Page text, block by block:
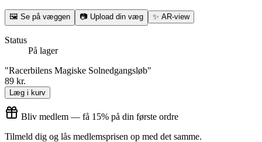
🖼 Se på væggen 📷 Upload din væg ✨ AR-view
Status
På lager
"Racerbilens Magiske Solnedgangsløb"
89 kr.
Læg i kurv
Bliv medlem — få 15% på din første ordre
Tilmeld dig og lås medlemsprisen op med det samme.